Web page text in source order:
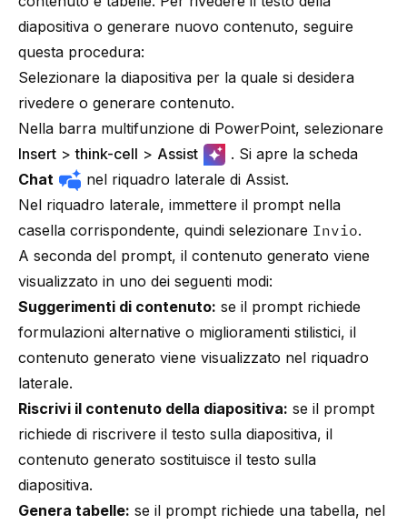
diapositiva o generare nuovo contenuto, seguire
questa procedura:
Selezionare la diapositiva per la quale si desidera
rivedere o generare contenuto.
Nella barra multifunzione di PowerPoint, selezionare
Insert >think-cell > Assist
. Si apre la scheda
Chat
nel riquadro laterale di Assist.
Nel riquadro laterale, immettere il prompt nella
casella corrispondente, quindi selezionare Invio.
A seconda del prompt, il contenuto generato viene
visualizzato in uno dei seguenti modi:
Suggerimenti di contenuto: se il prompt richiede
formulazioni alternative o miglioramenti stilistici, il
contenuto generato viene visualizzato nel riquadro
laterale.
Riscrivi il contenuto della diapositiva: se il prompt
richiede di riscrivere il testo sulla diapositiva, il
contenuto generato sostituisce il testo sulla
diapositiva.
Genera tabelle: se il prompt richiede una tabella, nel